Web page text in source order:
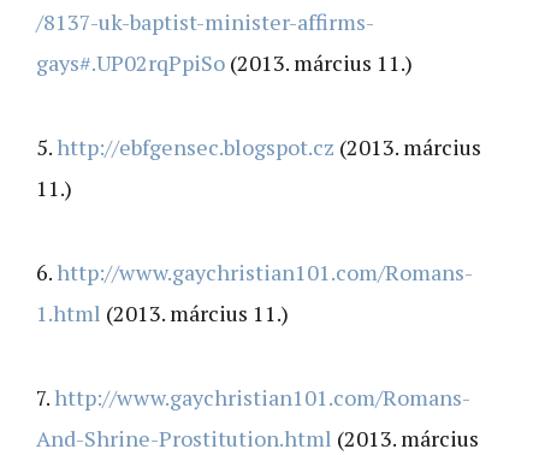
/8137-uk-baptist-minister-affirms-
gays#.UP02rqPpiSo (2013. március 11.)
5.http://ebfgensec.blogspot.cz (2013. március
11.)
6.http://www.gaychristian101.com/Romans-
1.html (2013. március 11.)
7.http://www.gaychristian101.com/Romans-
And-Shrine-Prostitution.html (2013. március